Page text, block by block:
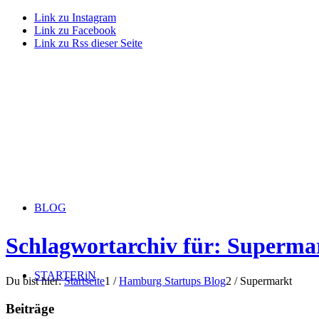
Link zu Instagram
Link zu Facebook
Link zu Rss dieser Seite
BLOG
STARTERiN
Schlagwortarchiv für:
Du bist hier: Startseite1 / Hamburg Startups Blog2 / Supermarkt
Beiträge